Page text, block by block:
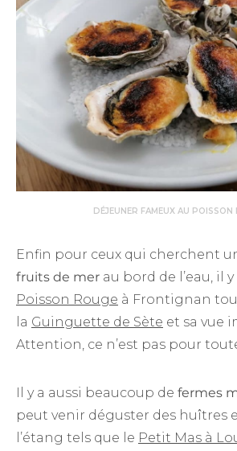
DÉJEUNER FAMEUX AU POISSON
Enfin pour ceux qui cherchent
fruits de mer au bord de l’eau, il
Poisson Rouge à Frontignan
la Guinguette de Sète et sa vue
Attention, ce n’est pas pour
Il y a aussi beaucoup de fermes
peut venir déguster des huîtres
l’étang tels que le Petit Mas à